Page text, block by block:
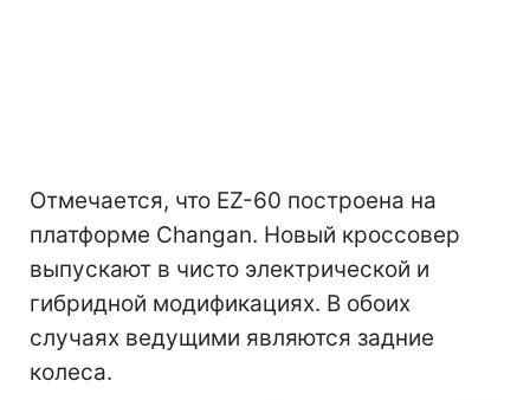
Отмечается, что EZ-60 построена на
платформе Changan. Новый кроссовер
выпускают в чисто электрической и
гибридной модификациях. В обоих
случаях ведущими являются задние
колеса.